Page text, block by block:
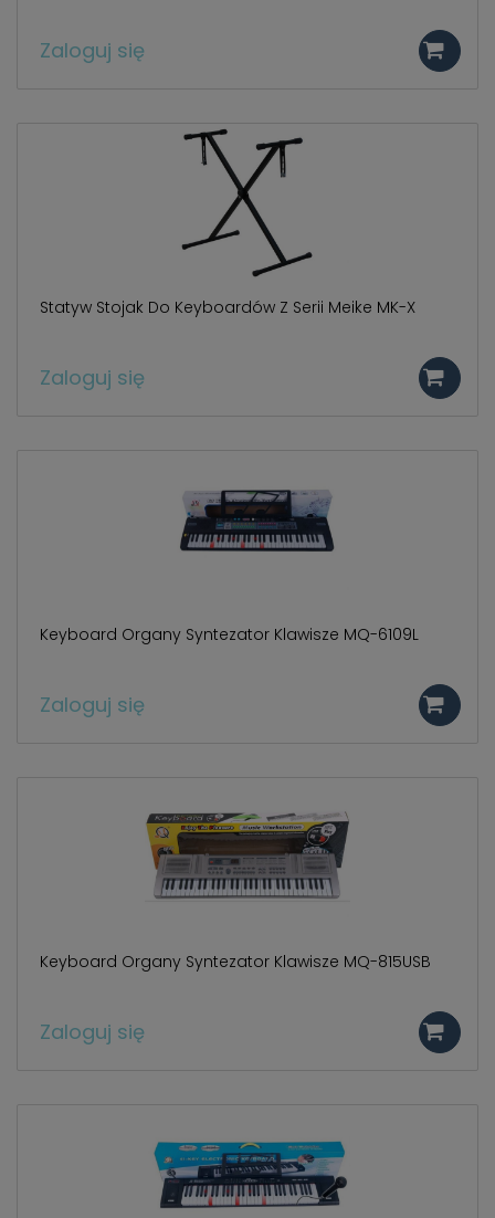
Zaloguj się
Statyw Stojak Do Keyboardów Z Serii Meike MK-X
Zaloguj się
Keyboard Organy Syntezator Klawisze MQ-6109L
Zaloguj się
Keyboard Organy Syntezator Klawisze MQ-815USB
Zaloguj się